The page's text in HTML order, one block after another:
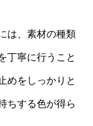
は、素材の種類
丁寧に行うこと
めをしっかりと
ちする色が得ら